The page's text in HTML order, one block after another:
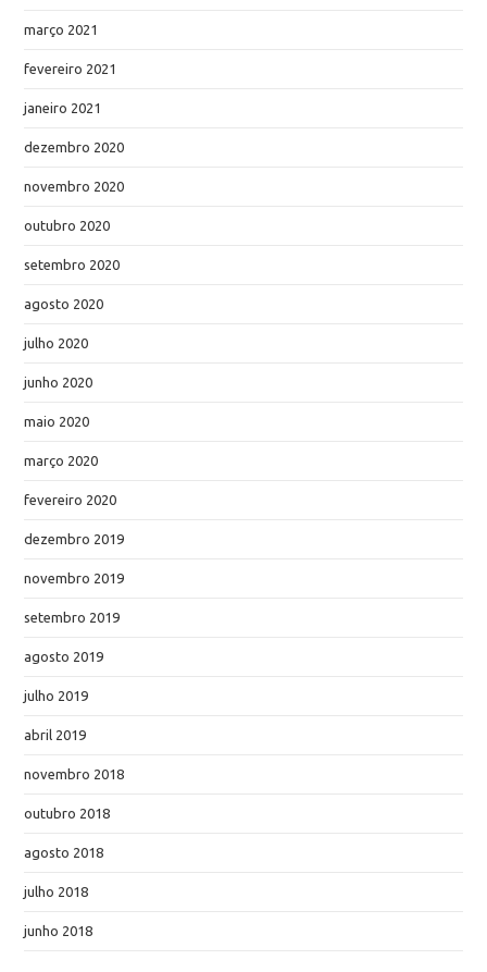
março 2021
fevereiro 2021
janeiro 2021
dezembro 2020
novembro 2020
outubro 2020
setembro 2020
agosto 2020
julho 2020
junho 2020
maio 2020
março 2020
fevereiro 2020
dezembro 2019
novembro 2019
setembro 2019
agosto 2019
julho 2019
abril 2019
novembro 2018
outubro 2018
agosto 2018
julho 2018
junho 2018